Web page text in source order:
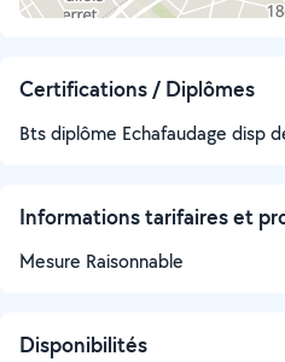
Certifications / Diplômes
Bts diplôme Echafaudage disp
Informations tarifaires et
Mesure Raisonnable
Disponibilités